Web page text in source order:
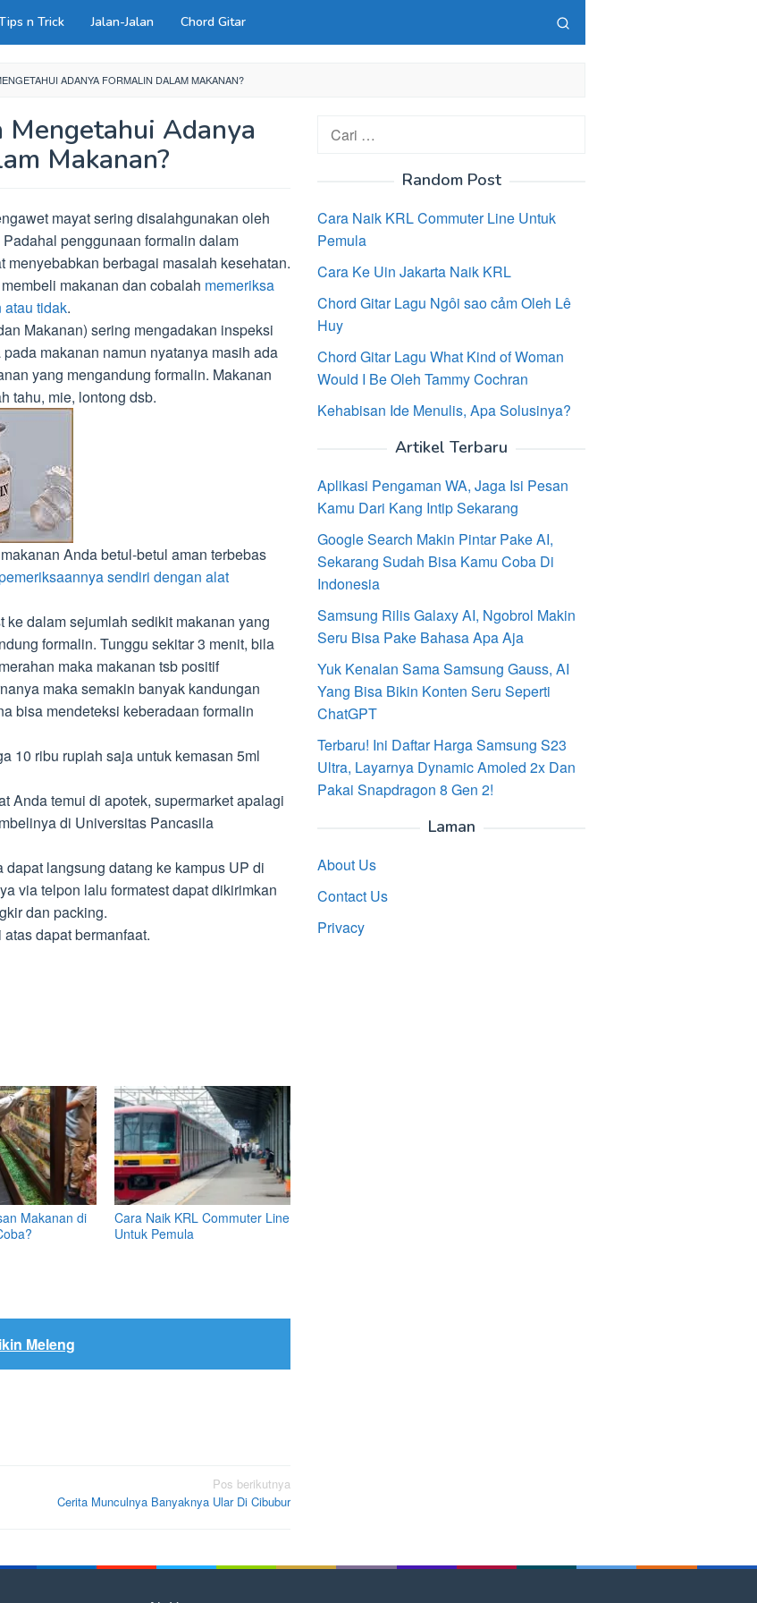
n Trick Jalan-Jalan Chord Gitar
ADANYA FORMALIN DALAM MAKANAN?
Mengetahui Adanya
Makanan?
mayat sering disalahgunakan oleh
penggunaan formalin dalam
berbagai masalah kesehatan.
makanan dan cobalah memeriksa
atau tidak.
Makanan) sering mengadakan inspeksi
makanan namun nyatanya masih ada
yang mengandung formalin. Makanan
tahu, mie, lontong dsb.
Anda betul-betul aman terbebas
sendiri dengan alat
dalam sejumlah sedikit makanan yang
formalin. Tunggu sekitar 3 menit, bila
maka makanan tsb positif
maka semakin banyak kandungan
bisa mendeteksi keberadaan formalin
10 ribu rupiah saja untuk kemasan 5ml
Anda temui di apotek, supermarket apalagi
di Universitas Pancasila
langsung datang ke kampus UP di
via telpon lalu formatest dapat dikirimkan
dan packing.
dapat bermanfaat.
Makanan di
Cara Naik KRL Commuter Line
Untuk Pemula
Meleng
Pos berikutnya
Cerita Munculnya Banyaknya Ular Di Cibubur
Cari
Random Post
Cara Naik KRL Commuter Line Untuk
Pemula
Cara Ke Uin Jakarta Naik KRL
Chord Gitar Lagu Ngôi sao cảm Oleh Lê
Huy
Chord Gitar Lagu What Kind of Woman
Would I Be Oleh Tammy Cochran
Kehabisan Ide Menulis, Apa Solusinya?
Artikel Terbaru
Aplikasi Pengaman WA, Jaga Isi Pesan
Kamu Dari Kang Intip Sekarang
Google Search Makin Pintar Pake AI,
Sekarang Sudah Bisa Kamu Coba Di
Indonesia
Samsung Rilis Galaxy AI, Ngobrol Makin
Seru Bisa Pake Bahasa Apa Aja
Yuk Kenalan Sama Samsung Gauss, AI
Yang Bisa Bikin Konten Seru Seperti
ChatGPT
Terbaru! Ini Daftar Harga Samsung S23
Ultra, Layarnya Dynamic Amoled 2x Dan
Pakai Snapdragon 8 Gen 2!
Laman
About Us
Contact Us
Privacy